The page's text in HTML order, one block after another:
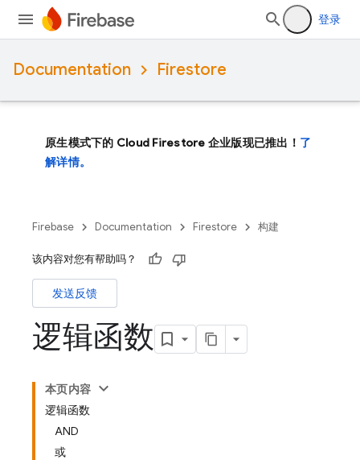
登录
Documentation Firestore
原生模式下的 Cloud Firestore 企业版现已推出！ 了
解详情。
Firebase Documentation Firestore 构建
该内容对您有帮助吗？
发送反馈
逻辑函数
本页内容
逻辑函数
AND
或